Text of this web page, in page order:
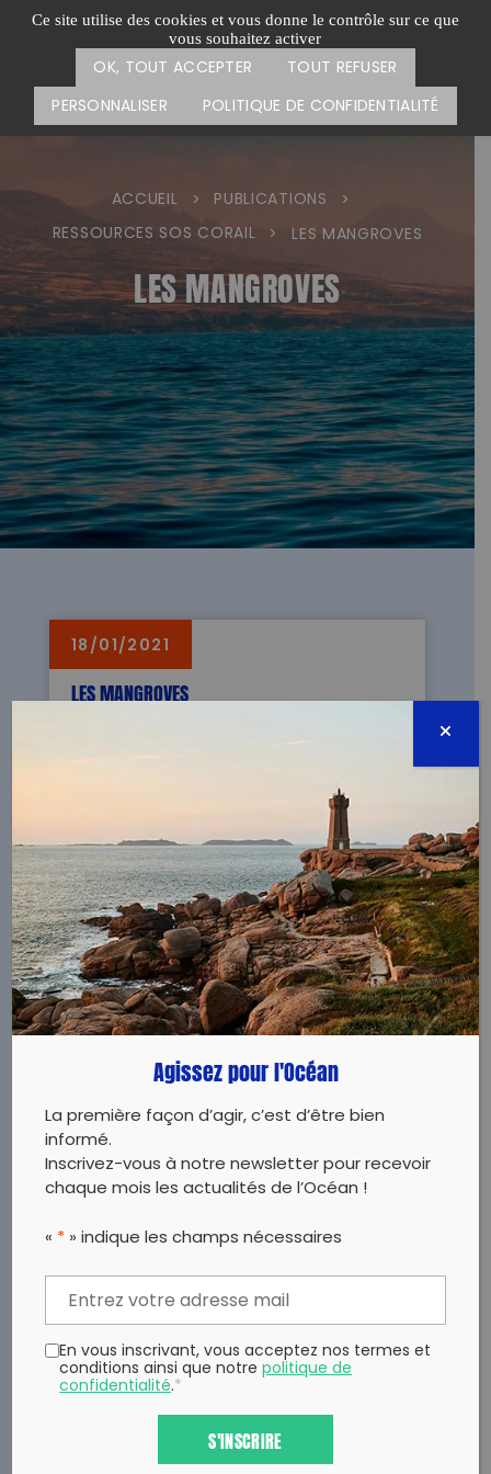
Ce site utilise des cookies et vous donne le contrôle sur ce que
vous souhaitez activer
OK, TOUT ACCEPTER
TOUT REFUSER
PERSONNALISER
POLITIQUE DE CONFIDENTIALITÉ
Passer
Menu
CARTE DES ACTIONS FAIRE UN DON
ACCUEIL > PUBLICATIONS
>
RESSOURCES SOS CORAIL
> LES MANGROVES
LES MANGROVES
18/01/2021
LES MANGROVES
Dossier pédadogique réalisé par
élémentaires, aux collèges et lycées ce
document a pour objectif d'apporter un
socle de connaissances pluridisciplinaire
sur cet écosystème. Photos
@Alexis.Rosenfeld
VOIR
Agissez pour l'Océan
La première façon d’agir, c’est d’être bien
informé.
Inscrivez-vous à notre newsletter pour recevoir
chaque mois les actualités de l’Océan !
« * » indique les champs nécessaires
En vous inscrivant, vous acceptez nos termes et
conditions ainsi que notrepolitique de
confidentialité.*
S'INSCRIRE